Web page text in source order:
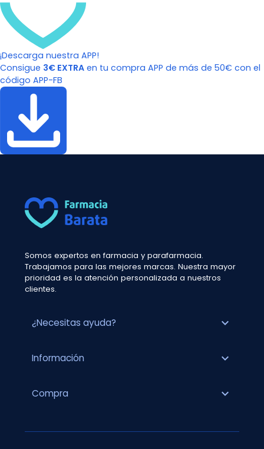
¡Descarga nuestra APP!
Consigue 3€ EXTRA en tu compra APP de más de 50€ con el
código APP-FB
Somos expertos en farmacia y parafarmacia.
Trabajamos para las mejores marcas. Nuestra mayor
prioridad es la atención personalizada a nuestros
clientes.
¿Necesitas ayuda? expand_more
Información expand_more
Compra expand_more